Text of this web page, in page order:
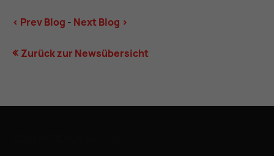
< Prev Blog - Next Blog >
Zurück zur Newsübersicht